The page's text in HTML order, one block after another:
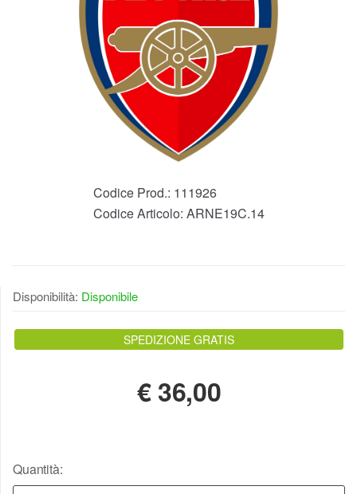
Codice Prod.: 111926
Codice Articolo: ARNE19C.14
Disponibilità: Disponibile
SPEDIZIONE GRATIS
€36,00
Quantità: